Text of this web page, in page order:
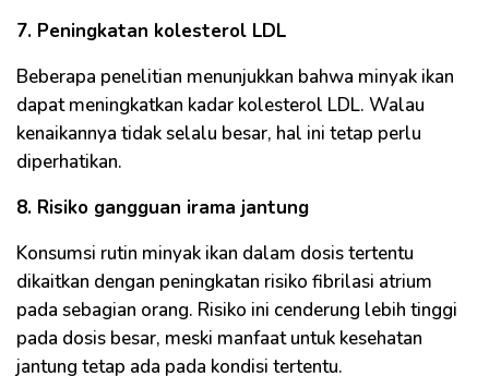
7. Peningkatan kolesterol LDL
Beberapa penelitian menunjukkan bahwa minyak ikan
dapat meningkatkan kadar kolesterol LDL. Walau
kenaikannya tidak selalu besar, hal ini tetap perlu
diperhatikan.
8. Risiko gangguan irama jantung
Konsumsi rutin minyak ikan dalam dosis tertentu
dikaitkan dengan peningkatan risiko fibrilasi atrium
pada sebagian orang. Risiko ini cenderung lebih tinggi
pada dosis besar, meski manfaat untuk kesehatan
jantung tetap ada pada kondisi tertentu.